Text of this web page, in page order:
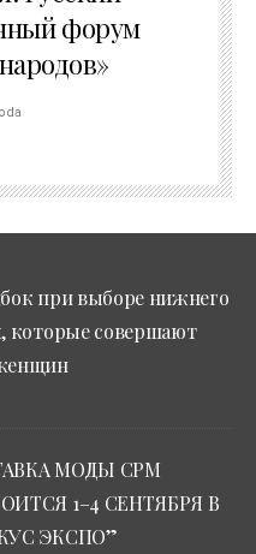
форум
при выборе нижнего
которые совершают
МОДЫ CPM
1–4 СЕНТЯБРЯ В
ЭКСПО”